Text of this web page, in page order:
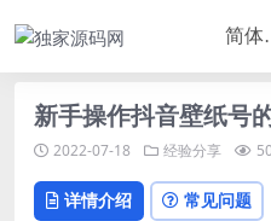
新手操作抖音壁纸号
2022-07-18 经验分享
详情介绍 常见问题